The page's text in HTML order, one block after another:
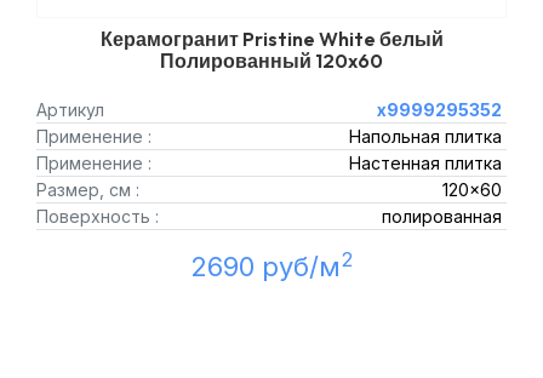
Керамогранит Pristine White белый
Полированный 120x60
Артикул
х9999295352
Применение :
Напольная плитка
Применение :
Настенная плитка
Размер, см :
120x60
Поверхность :
полированная
2690 руб/м2